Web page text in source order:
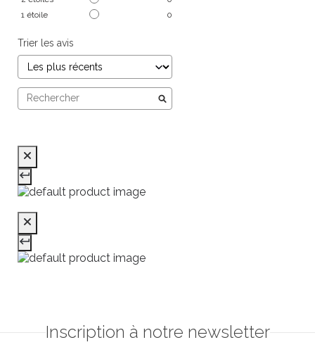
1 étoile 0
Trier les avis
Inscription à notre newsletter